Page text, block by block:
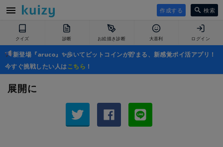
作成する 検索
クイズ 診断 お絵描き診断 大喜利 ログイン
新登場『aruco』✨歩いてビットコインが貯まる、新感覚ポイ活アプリ！
今すぐ挑戦したい人はこちら ！
展開に